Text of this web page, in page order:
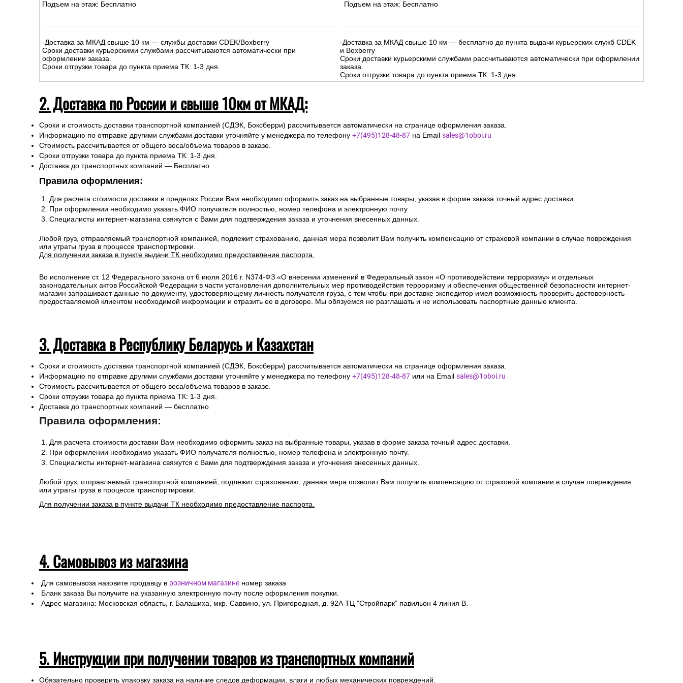
Подъем на этаж: Бесплатно
-Доставка за МКАД свыше 10 км — службы доставки CDEK/Boxberry
Сроки доставки курьерскими службами рассчитываются автоматически при
оформлении заказа.
Сроки отгрузки товара до пункта приема ТК: 1-3 дня.
Подъем на этаж: Бесплатно
-Доставка за МКАД свыше 10 км — бесплатно до пункта выдачи курьерских служб CDEK
и Boxberry
Сроки доставки курьерскими службами рассчитываются автоматически при оформлении
заказа.
Сроки отгрузки товара до пункта приема ТК: 1-3 дня.
2. Доставка по России и свыше 10км от МКАД:
Сроки и стоимость доставки транспортной компанией (СДЭК, Боксберри) рассчитывается автоматически на странице оформления заказа.
Информацию по отправке другими службами доставки уточняйте у менеджера по телефону +7(495)128-48-87 на Email sales@1oboi.ru
Стоимость рассчитывается от общего веса/объема товаров в заказе.
Сроки отгрузки товара до пункта приема ТК: 1-3 дня.
Доставка до транспортных компаний — Бесплатно
Правила оформления:
Для расчета стоимости доставки в пределах России Вам необходимо оформить заказ на выбранные товары, указав в форме заказа точный адрес доставки.
При оформлении необходимо указать ФИО получателя полностью, номер телефона и электронную почту
Специалисты интернет-магазина свяжутся с Вами для подтверждения заказа и уточнения внесенных данных.
Любой груз, отправляемый транспортной компанией, подлежит страхованию, данная мера позволит Вам получить компенсацию от страховой компании в случае повреждения
или утраты груза в процессе транспортировки.
Для получении заказа в пункте выдачи ТК необходимо предоставление паспорта.
Во исполнение ст. 12 Федерального закона от 6 июля 2016 г. N374-ФЗ «О внесении изменений в Федеральный закон «О противодействии терроризму» и отдельных
законодательных актов Российской Федерации в части установления дополнительных мер противодействия терроризму и обеспечения общественной безопасности интернет-
магазин запрашивает данные по документу, удостоверяющему личность получателя груза, с тем чтобы при доставке экспедитор имел возможность проверить достоверность
предоставляемой клиентом необходимой информации и отразить ее в договоре. Мы обязуемся не разглашать и не использовать паспортные данные клиента.
3. Доставка в Республику Беларусь и Казахстан
Сроки и стоимость доставки транспортной компанией (СДЭК, Боксберри) рассчитывается автоматически на странице оформления заказа.
Информацию по отправке другими службами доставки уточняйте у менеджера по телефону +7(495)128-48-87 или на Email sales@1oboi.ru
Стоимость рассчитывается от общего веса/объема товаров в заказе.
Сроки отгрузки товара до пункта приема ТК: 1-3 дня.
Доставка до транспортных компаний — бесплатно
Правила оформления:
Для расчета стоимости доставки Вам необходимо оформить заказ на выбранные товары, указав в форме заказа точный адрес доставки.
При оформлении необходимо указать ФИО получателя полностью, номер телефона и электронную почту.
Специалисты интернет-магазина свяжутся с Вами для подтверждения заказа и уточнения внесенных данных.
Любой груз, отправляемый транспортной компанией, подлежит страхованию, данная мера позволит Вам получить компенсацию от страховой компании в случае повреждения
или утраты груза в процессе транспортировки.
Для получении заказа в пункте выдачи ТК необходимо предоставление паспорта.
4. Самовывоз из магазина
Для самовывоза назовите продавцу в розничном магазине номер заказа
Бланк заказа Вы получите на указанную электронную почту после оформления покупки.
Адрес магазина: Московская область, г. Балашиха, мкр. Саввино, ул. Пригородная, д. 92А ТЦ "Стройпарк" павильон 4 линия В.
5. Инструкции при получении товаров из транспортных компаний
Обязательно проверить упаковку заказа на наличие следов деформации, влаги и любых механических повреждений.